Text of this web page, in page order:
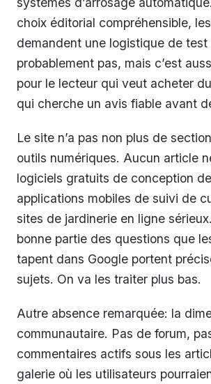
choix éditorial compréhensible,
demandent une logistique de test
probablement pas, mais c’est
pour le lecteur qui veut acheter
qui cherche un avis fiable avant
Le site n’a pas non plus de
outils numériques. Aucun article
logiciels gratuits de conception
applications mobiles de suivi de
sites de jardinerie en ligne
bonne partie des questions que
tapent dans Google portent
sujets. On va les traiter plus bas.
Autre absence remarquée: la
communautaire. Pas de forum,
commentaires actifs sous les
galerie où les utilisateurs